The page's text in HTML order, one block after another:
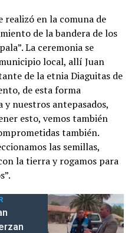
realizó en la comuna de
de la bandera de los
La ceremonia se
local, allí Juan
de la etnia Diaguitas de
de esta forma
nuestros antepasados,
esto, vemos también
también.
las semillas,
la tierra y rogamos para